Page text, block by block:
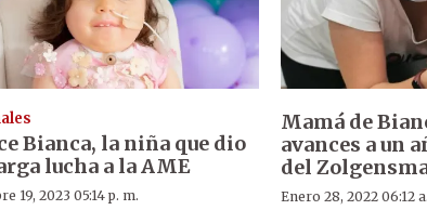
Bianca, la niña que dio
lucha a la AME
19, 2023 05:14 p. m.
Mamá de
avances a un
del
Enero 28, 2022 06:12